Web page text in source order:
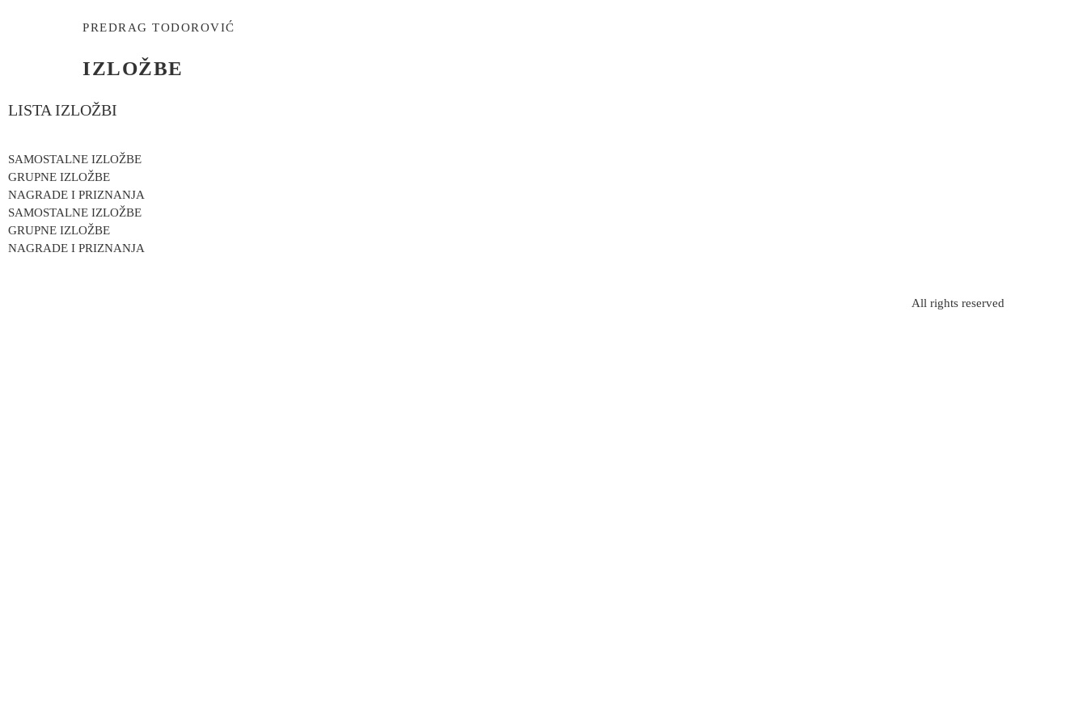
PREDRAG TODOROVIĆ
IZLOŽBE
LISTA IZLOŽBI
SAMOSTALNE IZLOŽBE
GRUPNE IZLOŽBE
NAGRADE I PRIZNANJA
SAMOSTALNE IZLOŽBE
GRUPNE IZLOŽBE
NAGRADE I PRIZNANJA
All rights reserved